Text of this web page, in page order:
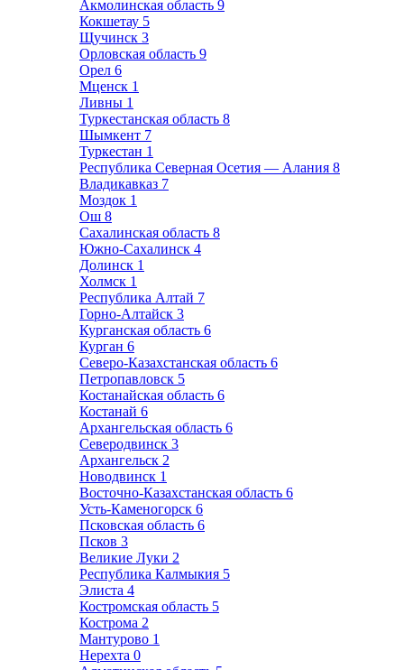
Акмолинская область 9
Кокшетау 5
Щучинск 3
Орловская область 9
Орел 6
Мценск 1
Ливны 1
Туркестанская область 8
Шымкент 7
Туркестан 1
Республика Северная Осетия — Алания 8
Владикавказ 7
Моздок 1
Ош 8
Сахалинская область 8
Южно-Сахалинск 4
Долинск 1
Холмск 1
Республика Алтай 7
Горно-Алтайск 3
Курганская область 6
Курган 6
Северо-Казахстанская область 6
Петропавловск 5
Костанайская область 6
Костанай 6
Архангельская область 6
Северодвинск 3
Архангельск 2
Новодвинск 1
Восточно-Казахстанская область 6
Усть-Каменогорск 6
Псковская область 6
Псков 3
Великие Луки 2
Республика Калмыкия 5
Элиста 4
Костромская область 5
Кострома 2
Мантурово 1
Нерехта 0